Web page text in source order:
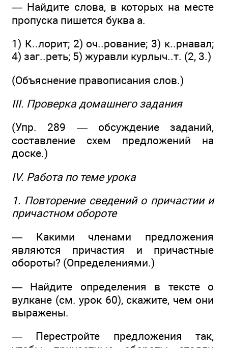
— Найдите слова, в которых на месте
пропуска пишется буква а.
1) К..лорит; 2) оч..рование; 3) к..рнавал;
4) заг..реть; 5) журавли курлыч..т. (2, 3.)
(Объяснение правописания слов.)
III. Проверка домашнего задания
(Упр. 289 — обсуждение заданий,
составление схем предложений на
доске.)
IV. Работа по теме урока
1. Повторение сведений о причастии и
причастном обороте
— Какими членами предложения
являются причастия и причастные
обороты? (Определениями.)
— Найдите определения в тексте о
вулкане (см. урок 60), скажите, чем они
выражены.
— Перестройте предложения так,